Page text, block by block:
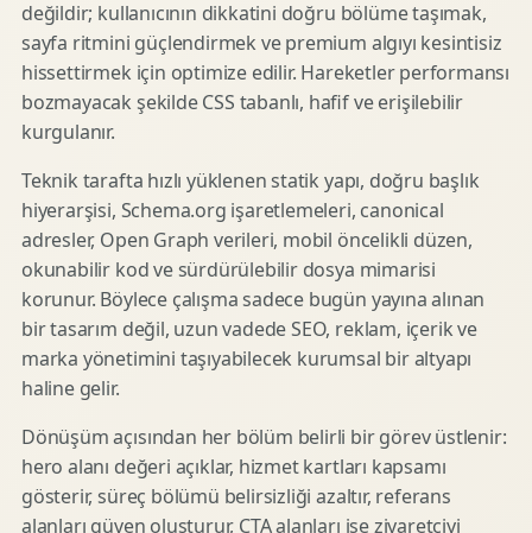
değildir; kullanıcının dikkatini doğru bölüme taşımak,
sayfa ritmini güçlendirmek ve premium algıyı kesintisiz
hissettirmek için optimize edilir. Hareketler performansı
bozmayacak şekilde CSS tabanlı, hafif ve erişilebilir
kurgulanır.
Teknik tarafta hızlı yüklenen statik yapı, doğru başlık
hiyerarşisi, Schema.org işaretlemeleri, canonical
adresler, Open Graph verileri, mobil öncelikli düzen,
okunabilir kod ve sürdürülebilir dosya mimarisi
korunur. Böylece çalışma sadece bugün yayına alınan
bir tasarım değil, uzun vadede SEO, reklam, içerik ve
marka yönetimini taşıyabilecek kurumsal bir altyapı
haline gelir.
Dönüşüm açısından her bölüm belirli bir görev üstlenir:
hero alanı değeri açıklar, hizmet kartları kapsamı
gösterir, süreç bölümü belirsizliği azaltır, referans
alanları güven oluşturur, CTA alanları ise ziyaretçiyi